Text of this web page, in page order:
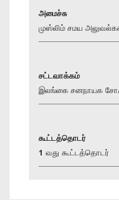
அமைச்சு
முஸ்லிம் சமய
சட்டவாக்கம்
இலங்கை சனநாயக
கூட்டத்தொடர்
1 வது கூட்டத்தொடர்